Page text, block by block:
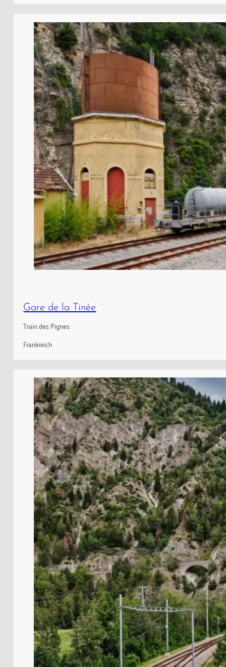
Gare de la Tinée
Train des Pignes
Frankreich